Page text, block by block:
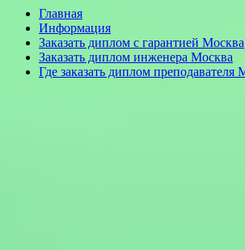
Главная
Информация
Заказать диплом с гарантией Москва
Заказать диплом инженера Москва
Где заказать диплом преподавателя